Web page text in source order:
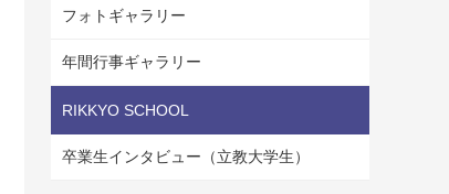
フォトギャラリー
年間行事ギャラリー
RIKKYO SCHOOL
卒業生インタビュー（立教大学生）